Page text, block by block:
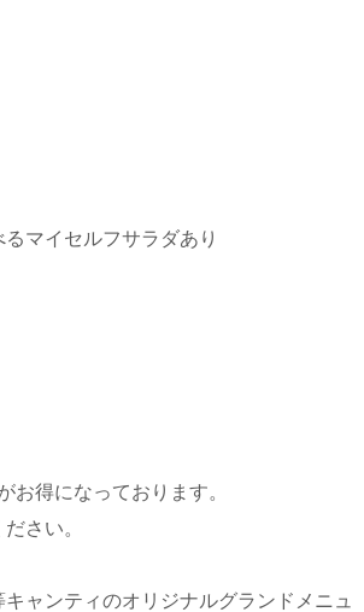
マイセルフサラダあり
お得になっております。
さい。
ャンティのオリジナルグランドメニュ